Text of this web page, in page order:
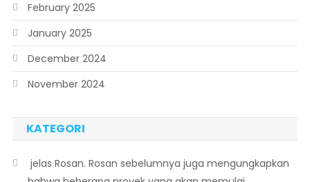
February 2025
January 2025
December 2024
November 2024
KATEGORI
 jelas Rosan. Rosan sebelumnya juga mengungkapkan